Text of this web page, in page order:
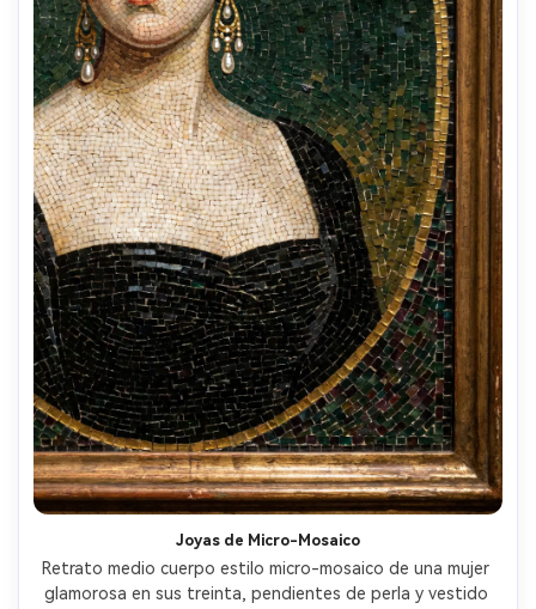
Joyas de Micro-Mosaico
Retrato medio cuerpo estilo micro-mosaico de una mujer
glamorosa en sus treinta, pendientes de perla y vestido